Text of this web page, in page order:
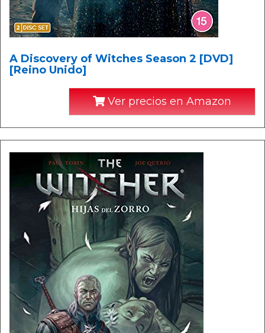
A Discovery of Witches Season 2 [DVD]
[Reino Unido]
Ver precios en Amazon